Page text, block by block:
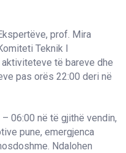
prof. Mira
Teknik I
të bareve dhe
pas orës 22:00 deri në
06:00 në të gjithë vendin,
pune, emergjenca
Ndalohen